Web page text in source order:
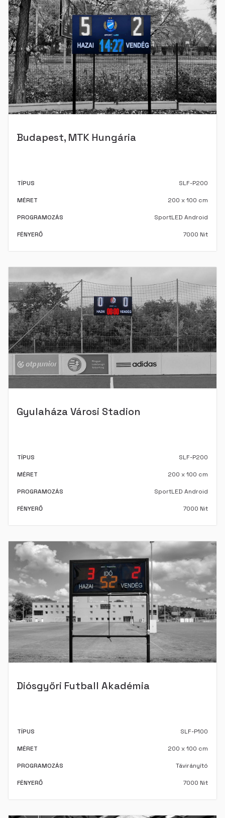
Budapest, MTK Hungária
TÍPUS SLF-P200
MÉRET 200 x 100 cm
PROGRAMOZÁS SportLED Android
FÉNYERŐ 7000 Nit
Gyulaháza Városi Stadion
TÍPUS SLF-P200
MÉRET 200 x 100 cm
PROGRAMOZÁS SportLED Android
FÉNYERŐ 7000 Nit
Diósgyőri Futball Akadémia
TÍPUS SLF-P100
MÉRET 200 x 100 cm
PROGRAMOZÁS Távirányító
FÉNYERŐ 7000 Nit